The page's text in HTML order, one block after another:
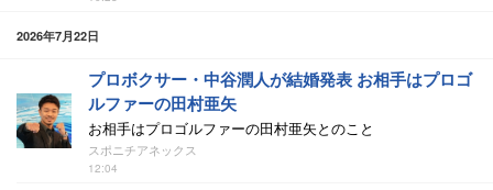
2026年7月22日
プロボクサー・中谷潤人が結婚発表 お相手はプロゴ
ルファーの田村亜矢
お相手はプロゴルファーの田村亜矢とのこと
スポニチアネックス
12:04